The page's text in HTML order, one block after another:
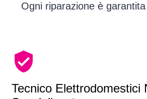
Ogni riparazione è
Tecnico Elettrodomestici